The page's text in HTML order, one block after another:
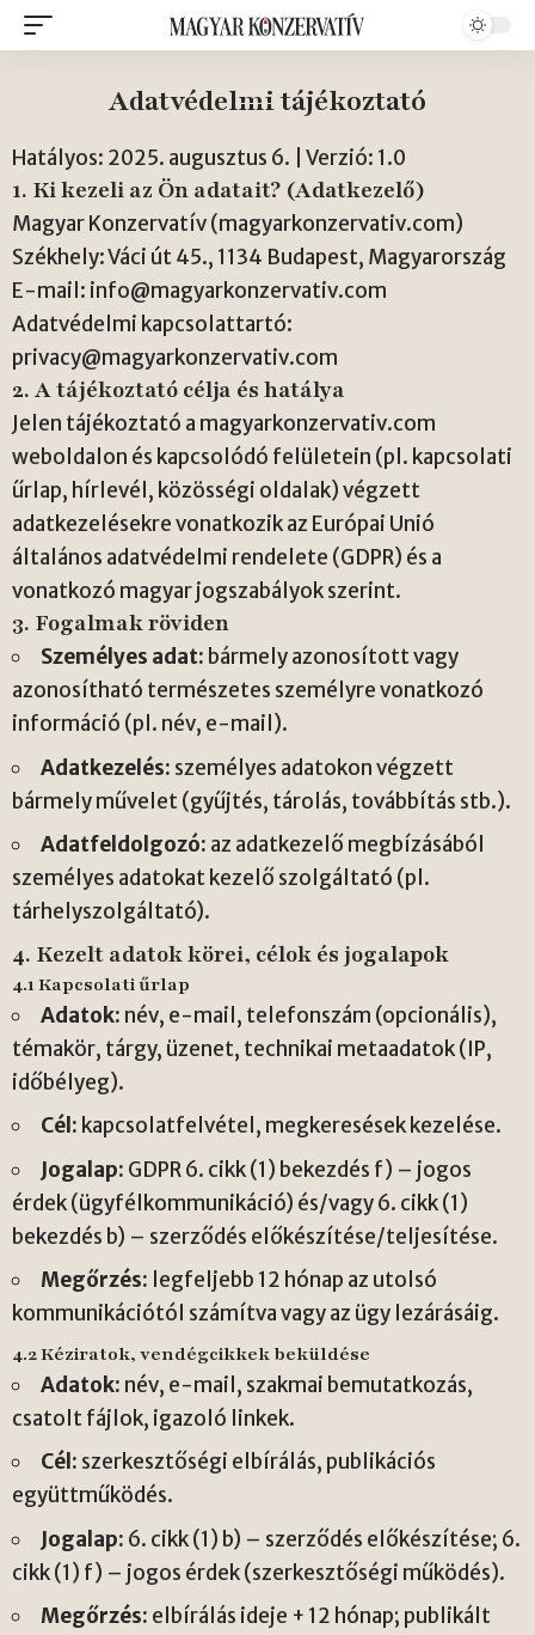
Adatvédelmi tájékoztató
Hatályos: 2025. augusztus 6. | Verzió: 1.0
1. Ki kezeli az Ön adatait? (Adatkezelő)
Magyar Konzervatív (magyarkonzervativ.com)
Székhely: Váci út 45., 1134 Budapest, Magyarország
E-mail: info@magyarkonzervativ.com
Adatvédelmi kapcsolattartó:
privacy@magyarkonzervativ.com
2. A tájékoztató célja és hatálya
Jelen tájékoztató a magyarkonzervativ.com
weboldalon és kapcsolódó felületein (pl. kapcsolati
űrlap, hírlevél, közösségi oldalak) végzett
adatkezelésekre vonatkozik az Európai Unió
általános adatvédelmi rendelete (GDPR) és a
vonatkozó magyar jogszabályok szerint.
3. Fogalmak röviden
Személyes adat: bármely azonosított vagy
azonosítható természetes személyre vonatkozó
információ (pl. név, e-mail).
Adatkezelés: személyes adatokon végzett
bármely művelet (gyűjtés, tárolás, továbbítás stb.).
Adatfeldolgozó: az adatkezelő megbízásából
személyes adatokat kezelő szolgáltató (pl.
tárhelyszolgáltató).
4. Kezelt adatok körei, célok és jogalapok
4.1 Kapcsolati űrlap
Adatok: név, e-mail, telefonszám (opcionális),
témakör, tárgy, üzenet, technikai metaadatok (IP,
időbélyeg).
Cél: kapcsolatfelvétel, megkeresések kezelése.
Jogalap: GDPR 6. cikk (1) bekezdés f) – jogos
érdek (ügyfélkommunikáció) és/vagy 6. cikk (1)
bekezdés b) – szerződés előkészítése/teljesítése.
Megőrzés: legfeljebb 12 hónap az utolsó
kommunikációtól számítva vagy az ügy lezárásáig.
4.2 Kéziratok, vendégcikkek beküldése
Adatok: név, e-mail, szakmai bemutatkozás,
csatolt fájlok, igazoló linkek.
Cél: szerkesztőségi elbírálás, publikációs
együttműködés.
Jogalap: 6. cikk (1) b) – szerződés előkészítése; 6.
cikk (1) f) – jogos érdek (szerkesztőségi működés).
Megőrzés: elbírálás ideje + 12 hónap; publikált